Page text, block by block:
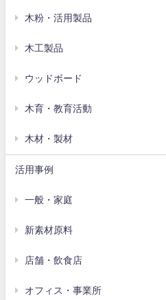
木粉・活用製品
木工製品
ウッドボード
木育・教育活動
木材・製材
活用事例
一般・家庭
新素材原料
店舗・飲食店
オフィス・事業所